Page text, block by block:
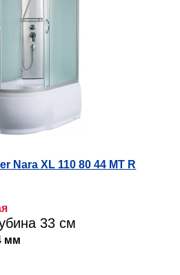
Nara XL 110 80 44 МТ R
33 см
мм